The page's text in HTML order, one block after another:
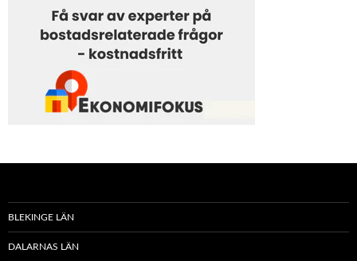
BLEKINGE LÄN
DALARNAS LÄN